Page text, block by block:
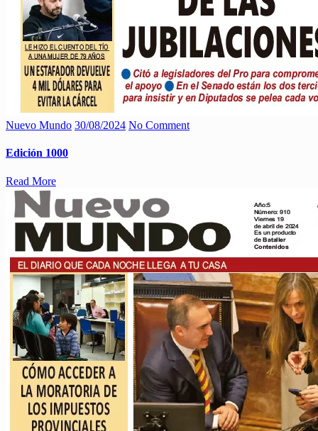
Nuevo Mundo 30/08/2024 No Comment
Edición 1000
Read More